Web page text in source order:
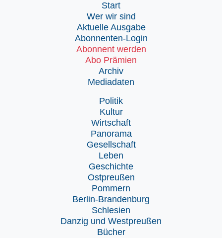
Start
Wer wir sind
Aktuelle Ausgabe
Abonnenten-Login
Abonnent werden
Abo Prämien
Archiv
Mediadaten
Politik
Kultur
Wirtschaft
Panorama
Gesellschaft
Leben
Geschichte
Ostpreußen
Pommern
Berlin-Brandenburg
Schlesien
Danzig und Westpreußen
Bücher